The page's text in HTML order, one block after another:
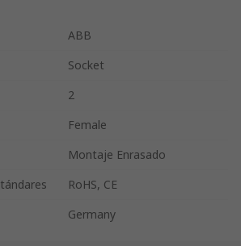
ABB
Socket
2
Female
Montaje Enrasado
RoHS, CE
Germany